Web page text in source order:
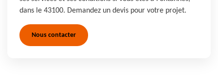
dans le 43100. Demandez un devis pour votre projet.
Nous contacter